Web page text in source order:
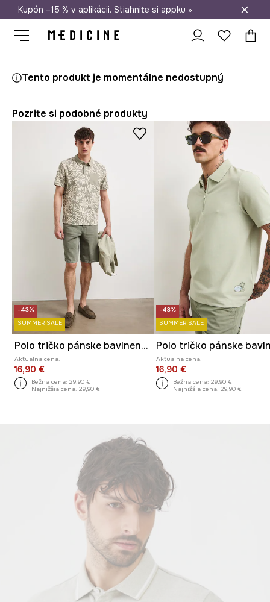
Doprava zadarmo od 50 €
Kupón –15 % v aplikácii. Stiahnite si appku »
Tento produkt je momentálne nedostupný
Pozrite si podobné produkty
-43%
SUMMER SALE
Polo tričko pánske bavlnené s rastlinným motívom
Aktuálna cena:
16,90 €
Bežná cena: 29,90 €
Najnižšia cena: 29,90 €
-43%
SUMMER SALE
Aktuálna cena:
16,90 €
Bežná cena: 29,90 €
Najnižšia cena: 29,90 €